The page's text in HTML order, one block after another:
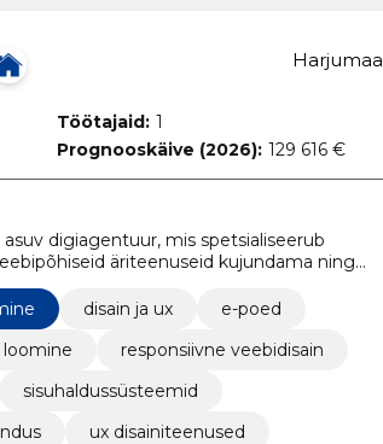
Harjumaa
Töötajaid: 1
Prognooskäive (2026): 129 616 €
digiagentuur, mis spetsialiseerub
äriteenuseid kujundama ning
disain ja ux
e-poed
responsiivne veebidisain
sisuhaldussüsteemid
ux disainiteenused